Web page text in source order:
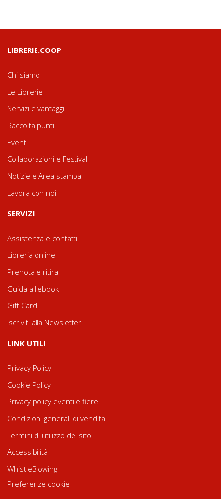
LIBRERIE.COOP
Chi siamo
Le Librerie
Servizi e vantaggi
Raccolta punti
Eventi
Collaborazioni e Festival
Notizie e Area stampa
Lavora con noi
SERVIZI
Assistenza e contatti
Libreria online
Prenota e ritira
Guida all'ebook
Gift Card
Iscriviti alla Newsletter
LINK UTILI
Privacy Policy
Cookie Policy
Privacy policy eventi e fiere
Condizioni generali di vendita
Termini di utilizzo del sito
Accessibilità
WhistleBlowing
Preferenze cookie